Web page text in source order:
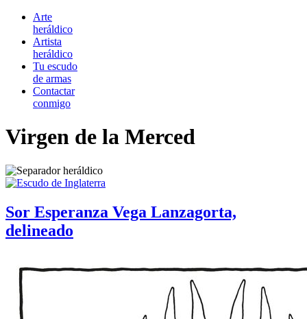
Arte
heráldico
Artista
heráldico
Tu escudo
de armas
Contactar
conmigo
Virgen de la Merced
Sor Esperanza Vega Lanzagorta,
delineado